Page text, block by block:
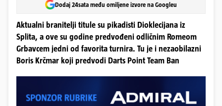
Dodaj 24sata među omiljene izvore na Googleu
Aktualni branitelji titule su pikadisti Dioklecijana iz
Splita, a ove su godine predvođeni odličnim Romeom
Grbavcem jedni od favorita turnira. Tu je i nezaobilazni
Boris Krčmar koji predvodi Darts Point Team Ban